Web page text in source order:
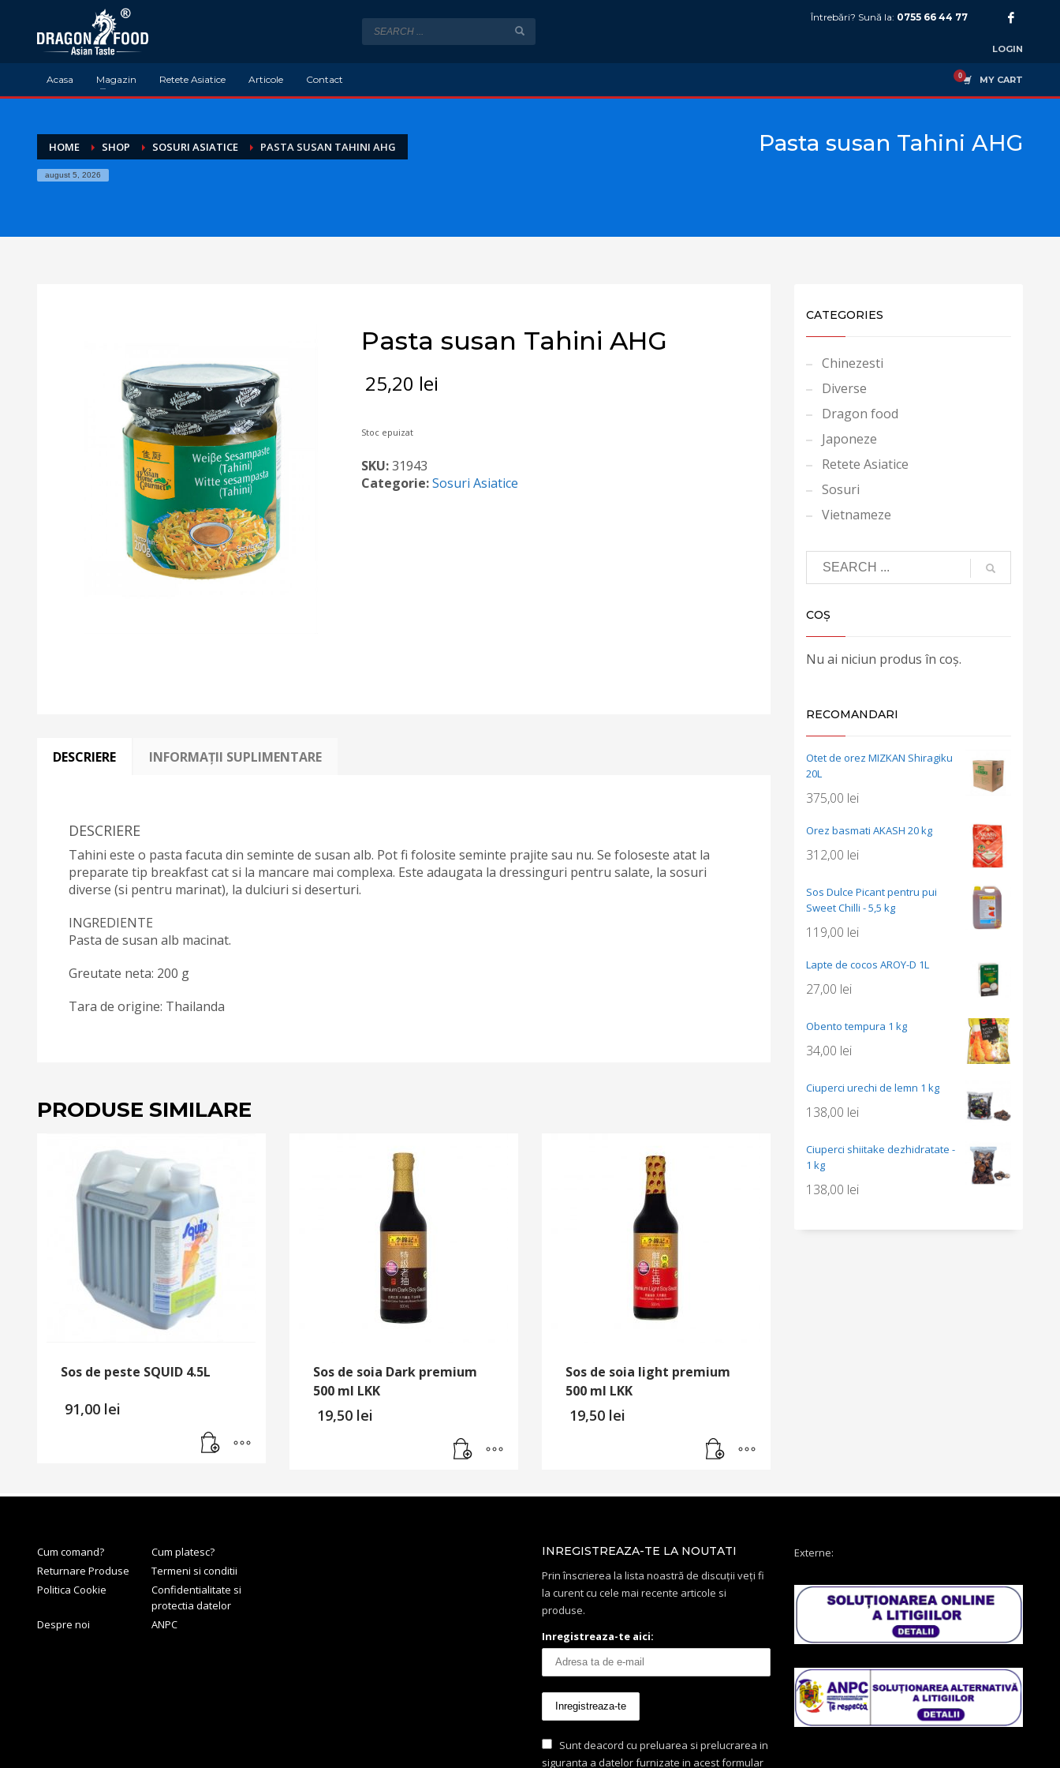
Întrebări? Sună la: 0755 66 44 77
LOGIN
Acasa Magazin Retete Asiatice Articole Contact MY CART
HOME SHOP SOSURI ASIATICE PASTA SUSAN TAHINI AHG
august 5, 2026
Pasta susan Tahini AHG
Pasta susan Tahini AHG
25,20 lei
Stoc epuizat
SKU:31943
Categorie:Sosuri Asiatice
DESCRIERE INFORMAȚII SUPLIMENTARE
DESCRIERE
Tahini este o pasta facuta din seminte de susan alb. Pot fi folosite seminte prajite sau nu. Se foloseste atat la
preparate tip breakfast cat si la mancare mai complexa. Este adaugata la dressinguri pentru salate, la sosuri
diverse (si pentru marinat), la dulciuri si deserturi.
INGREDIENTE
Pasta de susan alb macinat.
Greutate neta: 200 g
Tara de origine: Thailanda
PRODUSE SIMILARE
Sos de peste SQUID 4.5L
91,00 lei
Sos de soia Dark premium
500 ml LKK
19,50 lei
Sos de soia light premium
500 ml LKK
19,50 lei
CATEGORIES
Chinezesti
Diverse
Dragon food
Japoneze
Retete Asiatice
Sosuri
Vietnameze
COȘ
Nu ai niciun produs în coș.
RECOMANDARI
Otet de orez MIZKAN Shiragiku
20L
375,00 lei
Orez basmati AKASH 20 kg
312,00 lei
Sos Dulce Picant pentru pui
Sweet Chilli - 5,5 kg
119,00 lei
Lapte de cocos AROY-D 1L
27,00 lei
Obento tempura 1 kg
34,00 lei
Ciuperci urechi de lemn 1 kg
138,00 lei
Ciuperci shiitake dezhidratate -
1 kg
138,00 lei
Cum comand?
Cum platesc?
Returnare Produse
Termeni si conditii
Politica Cookie
Confidentialitate si
protectia datelor
Despre noi
ANPC
INREGISTREAZA-TE LA NOUTATI
Prin înscrierea la lista noastră de discuții veți fi
la curent cu cele mai recente articole si
produse.
Inregistreaza-te aici:
Sunt deacord cu preluarea si prelucrarea in
siguranta a datelor furnizate in acest formular
Externe: